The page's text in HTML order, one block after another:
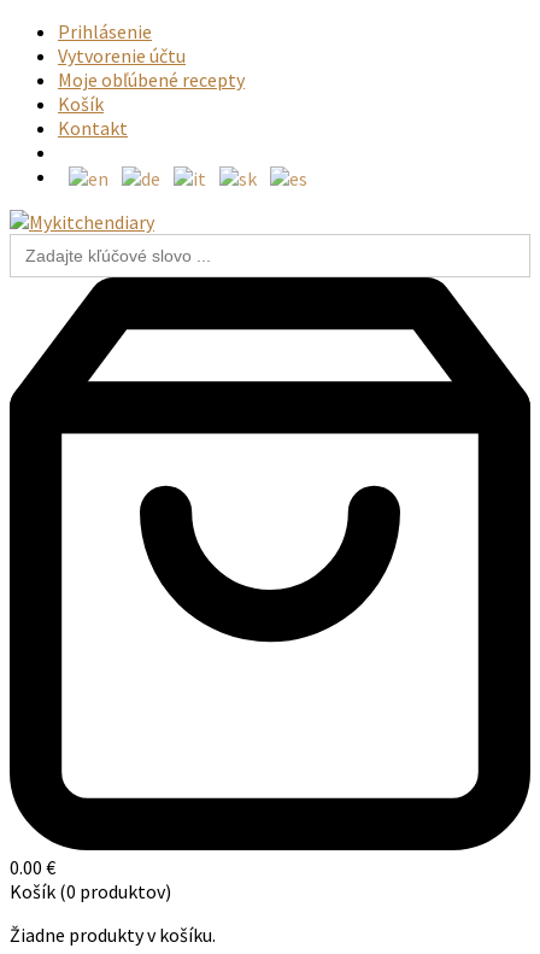
Prihlásenie
Vytvorenie účtu
Moje obľúbené recepty
Košík
Kontakt
Search
for:
0.00 €
Košík (0 produktov)
Žiadne produkty v košíku.